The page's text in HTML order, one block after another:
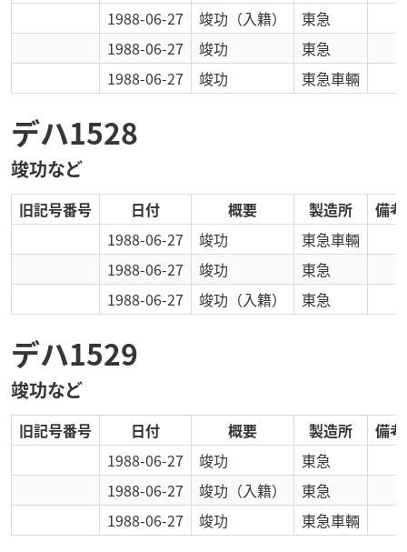
1988-06-27
竣功 （入籍）
東急
1988-06-27
竣功
東急
1988-06-27
竣功 東急車輛
デハ1528
竣功など
旧記号番号 日付 概要 製造所
備
1988-06-27
竣功
東急車輛
1988-06-27
竣功
東急
1988-06-27
竣功 （入籍） 東急
デハ1529
竣功など
旧記号番号 日付 概要 製造所
備
1988-06-27
竣功
東急
1988-06-27
竣功 （入籍）
東急
1988-06-27
竣功 東急車輛